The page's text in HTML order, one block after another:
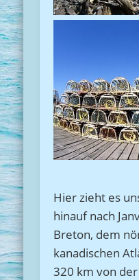
Hier zieht es
hinauf nach
Breton, dem
kanadischen
320 km von